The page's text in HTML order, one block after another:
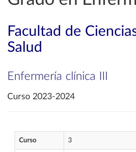
Facultad de
Salud
Enfermería clínica III
Curso 2023-2024
Curso 3